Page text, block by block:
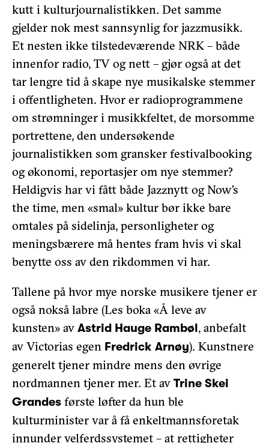
kutt i kulturjournalistikken. Det samme
gjelder nok mest sannsynlig for jazzmusikk.
Et nesten ikke tilstedeværende NRK – både
innenfor radio, TV og nett – gjør også at det
tar lengre tid å skape nye musikalske stemmer
i offentligheten. Hvor er radioprogrammene
om strømninger i musikkfeltet, de morsomme
portrettene, den undersøkende
journalistikken som gransker festivalbooking
og økonomi, reportasjer om nye stemmer?
Heldigvis har vi fått både Jazznytt og Now’s
the time, men «smal» kultur bør ikke bare
omtales på sidelinja, personligheter og
meningsbærere må hentes fram hvis vi skal
benytte oss av den rikdommen vi har.
Tallene på hvor mye norske musikere tjener er
også nokså labre (Les boka «Å leve av
kunsten» av Astrid Hauge Rambøl, anbefalt
av Victorias egen Fredrick Arnøy). Kunstnere
generelt tjener mindre mens den øvrige
nordmannen tjener mer. Et av Trine Skei
Grandes første løfter da hun ble
kulturminister var å få enkeltmannsforetak
innunder velferdssystemet – at rettigheter